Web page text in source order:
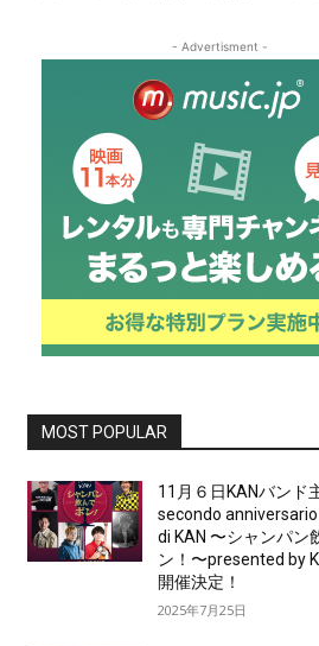
- Advertisment -
MOST POPULAR
11月６日KANバンド
secondo
di KAN 〜シャンパン
ン！〜presented by
開催決定！
2025年7月25日